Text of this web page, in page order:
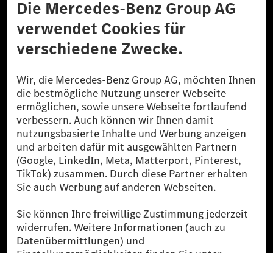
Datenschutz Lizenzhinweise Dritter Barrierefreiheit
© 2026 Mercedes-Benz Group AG. Alle Rechte vorbehalten.
[1] Bilanziell CO₂-neutral bedeutet, dass nicht vermiedene oder nicht
reduzierte CO₂-Emissionen bei der Mercedes-Benz Group durch
zertifizierte Ausgleichsprojekte kompensiert werden.
[2] Renewable Charging ist ein integraler Bestandteil von MB.CHARGE
Public in Europa, den USA, Kanada und China. Sofern an der jeweiligen
Ladestation noch kein Strom aus erneuerbaren Energien vorliegt,
verwendet Renewable Charging Grünstromzertifikate*. Diese stellen
sicher, dass für Ladevorgänge über MB.CHARGE Public eine äquivalente
Strommenge aus erneuerbaren Energien ins Stromnetz eingespeist wird.
als sechs Jahre sind.
* Inkl. EKOenergy Ökolabel
* Die angegebenen Werte wurden nach dem vorgeschriebenen
Messverfahren WLTP (Worldwide harmonised Light vehicles Test